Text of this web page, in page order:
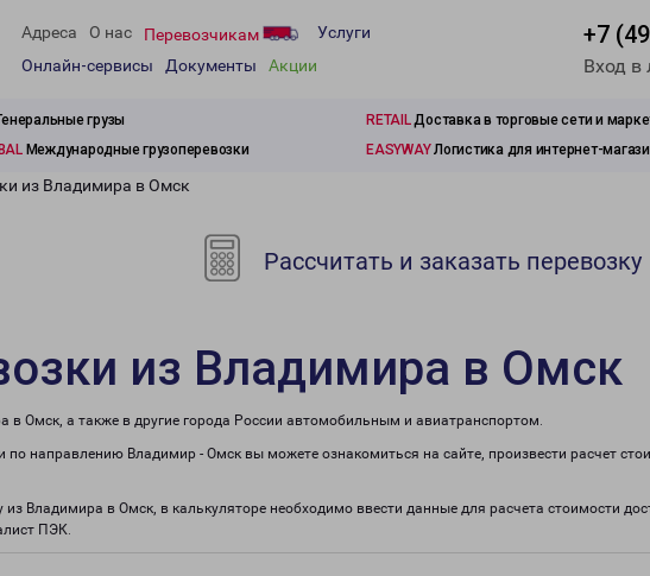
Адреса О нас Перевозчикам
Услуги
Онлайн-сервисы
Документы Акции
+7
Вход в
грузы RETAILДоставка в торговые сети и
Международные грузоперевозки EASYWAYЛогистика для интернет-
из Владимира в Омск
Рассчитать и заказать перевозку
из Владимира в Омск
в Омск, а также в другие города России автомобильным и авиатранспортом.
по направлению Владимир - Омск вы можете ознакомиться на сайте, произвести расчет
из Владимира в Омск, в калькуляторе необходимо ввести данные для расчета стоимости
ПЭК.